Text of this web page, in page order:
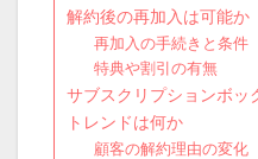
解約後の再加入は可能か
再加入の手続きと条件
特典や割引の有無
サブスクリプションボッ
トレンドは何か
顧客の解約理由の変化